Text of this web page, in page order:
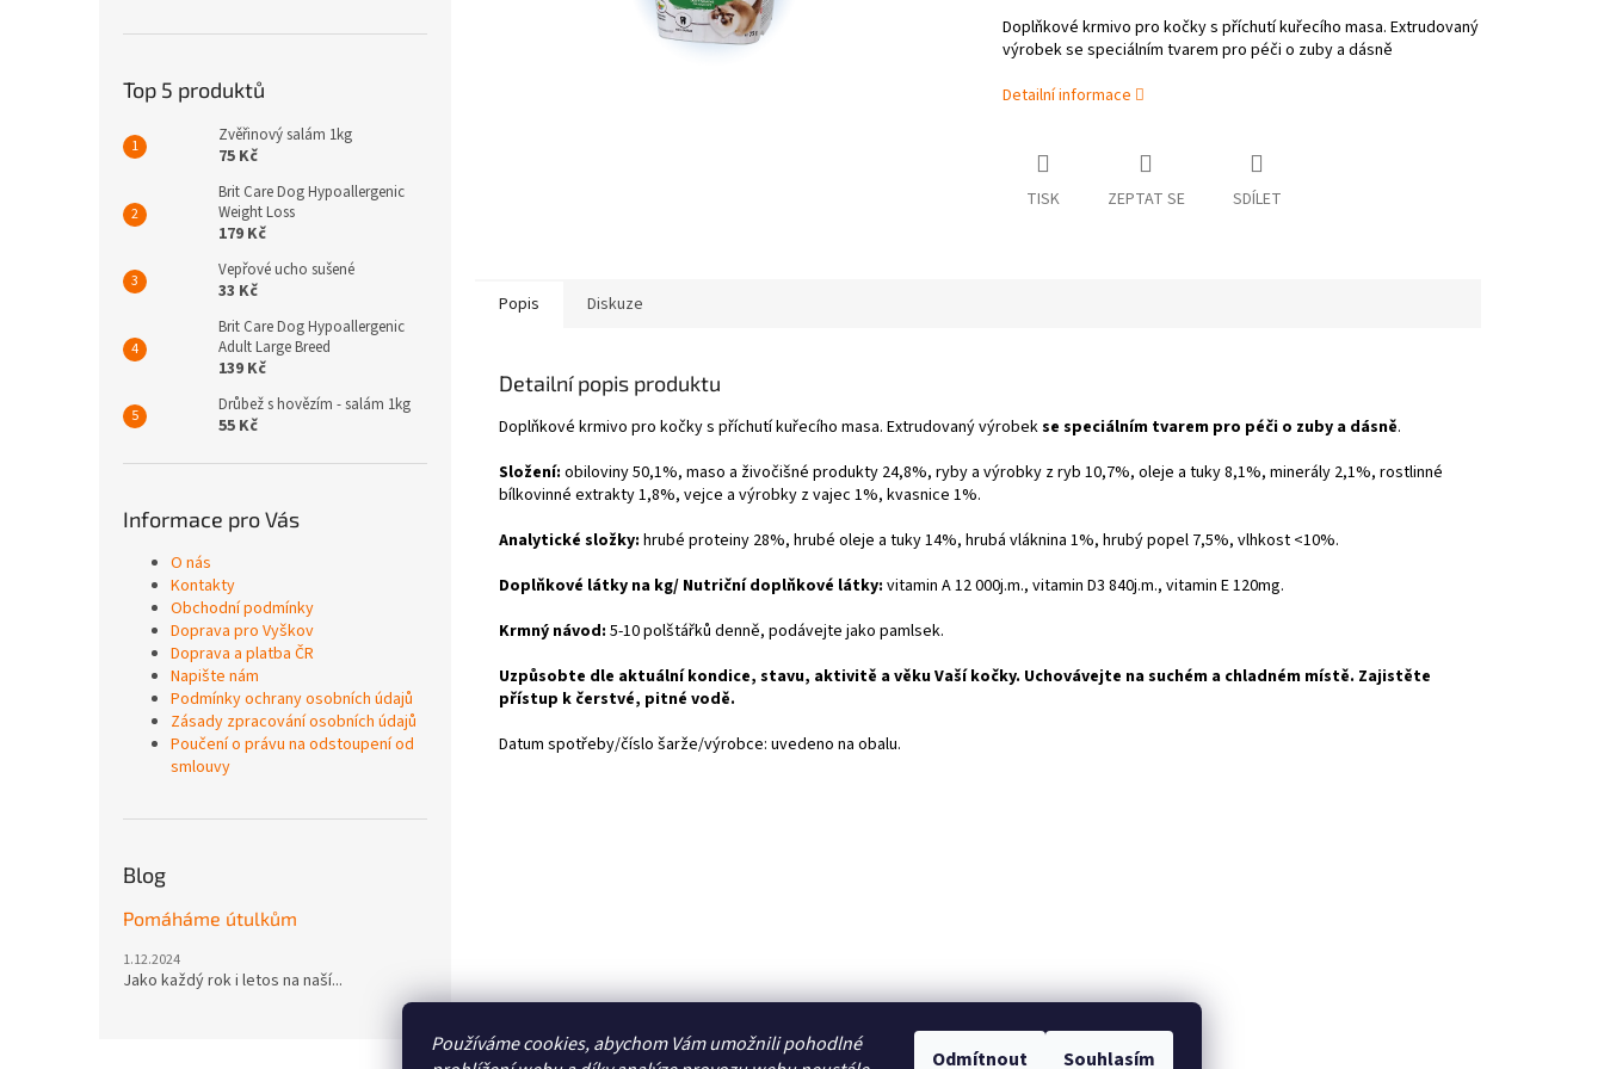
Používáme cookies, abychom Vám umožnili pohodlné
Odmítnout Souhlasím
Top 5 produktů
Zvěřinový salám 1kg
75 Kč
Brit Care Dog Hypoallergenic
Weight Loss
179 Kč
Vepřové ucho sušené
33 Kč
Brit Care Dog Hypoallergenic
Adult Large Breed
139 Kč
Drůbež s hovězím - salám 1kg
55 Kč
Informace pro Vás
O nás
Kontakty
Obchodní podmínky
Doprava pro Vyškov
Doprava a platba ČR
Napište nám
Podmínky ochrany osobních údajů
Zásady zpracování osobních údajů
Poučení o právu na odstoupení od
smlouvy
Blog
Pomáháme útulkům
1.12.2024
Jako každý rok i letos na naší...
Doplňkové krmivo pro kočky s příchutí kuřecího masa. Extrudovaný
výrobek se speciálním tvarem pro péči o zuby a dásně
Detailní informace
TISK ZEPTAT SE SDÍLET
Popis Diskuze
Detailní popis produktu
Doplňkové krmivo pro kočky s příchutí kuřecího masa. Extrudovaný výrobekse speciálním tvarem pro péči o zuby a dásně.
Složení: obiloviny 50,1%, maso a živočišné produkty 24,8%, ryby a výrobky z ryb 10,7%, oleje a tuky 8,1%, minerály 2,1%, rostlinné
bílkovinné extrakty 1,8%, vejce a výrobky z vajec 1%, kvasnice 1%.
Analytické složky: hrubé proteiny 28%, hrubé oleje a tuky 14%, hrubá vláknina 1%, hrubý popel 7,5%, vlhkost <10%.
Doplňkové látky na kg/ Nutriční doplňkové látky: vitamin A 12 000j.m., vitamin D3 840j.m., vitamin E 120mg.
Krmný návod: 5-10 polštářků denně, podávejte jako pamlsek.
Uzpůsobte dle aktuální kondice, stavu, aktivitě a věku Vaší kočky. Uchovávejte na suchém a chladném místě. Zajistěte
přístup k čerstvé, pitné vodě.
Datum spotřeby/číslo šarže/výrobce: uvedeno na obalu.